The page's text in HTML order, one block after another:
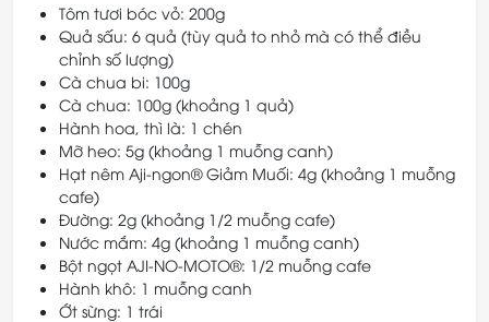
Tôm tươi bóc vỏ: 200g
Quả sấu: 6 quả (tùy quả to nhỏ mà có thể điều
chỉnh số lượng)
Cà chua bi: 100g
Cà chua: 100g (khoảng 1 quả)
Hành hoa, thì là: 1 chén
Mỡ heo: 5g (khoảng 1 muỗng canh)
Hạt nêm Aji-ngon® Giảm Muối: 4g (khoảng 1 muỗng
cafe)
Đường: 2g (khoảng 1/2 muỗng cafe)
Nước mắm: 4g (khoảng 1 muỗng canh)
Bột ngọt AJI-NO-MOTO®: 1/2 muỗng cafe
Hành khô: 1 muỗng canh
Ớt sừng: 1 trái